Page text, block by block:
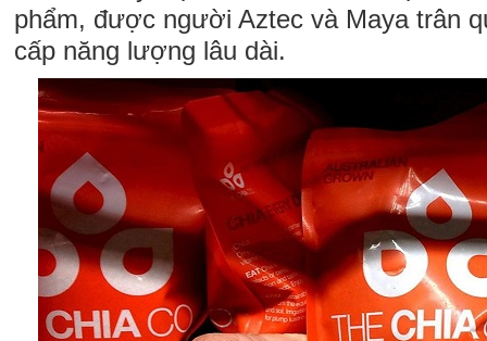
phẩm, được người Aztec và Maya trân
cấp năng lượng lâu dài.